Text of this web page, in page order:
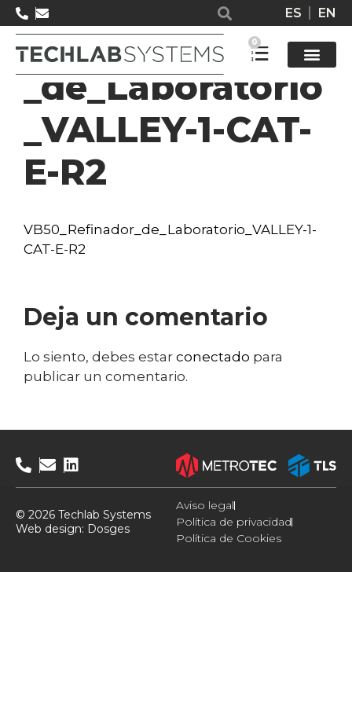
ES EN
0
VB50_Refinador
_de_Laboratorio
_VALLEY-1-CAT-
E-R2
VB50_Refinador_de_Laboratorio_VALLEY-1-
CAT-E-R2
Deja un comentario
Lo siento, debes estar conectado para
publicar un comentario.
© 2026 Techlab Systems
Web design: Dosges
Aviso legal
Política de privacidad
Política de Cookies